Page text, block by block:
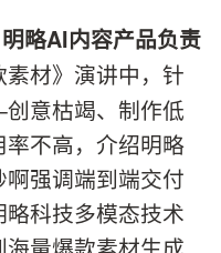
略AI内容产品负责
材》演讲中，针
意枯竭、制作低
不高，介绍明略
强调端到端交付
科技多模态技术